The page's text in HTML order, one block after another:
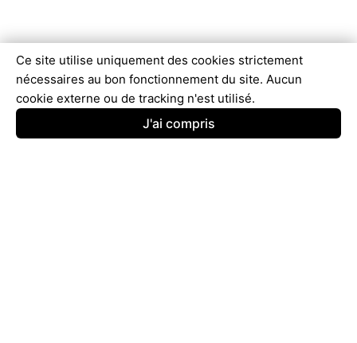
Ce site utilise uniquement des cookies strictement
nécessaires au bon fonctionnement du site. Aucun
cookie externe ou de tracking n'est utilisé.
J'ai compris